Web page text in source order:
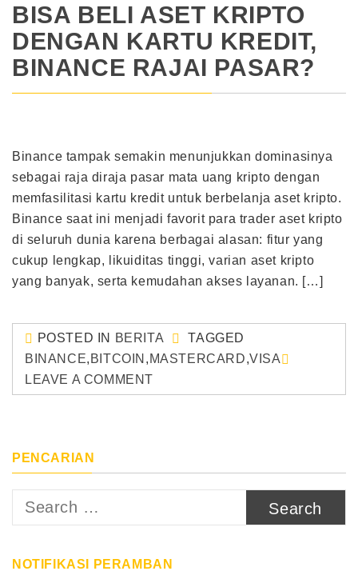
BISA BELI ASET KRIPTO
DENGAN KARTU KREDIT,
BINANCE RAJAI PASAR?
Binance tampak semakin menunjukkan dominasinya
sebagai raja diraja pasar mata uang kripto dengan
memfasilitasi kartu kredit untuk berbelanja aset kripto.
Binance saat ini menjadi favorit para trader aset kripto
di seluruh dunia karena berbagai alasan: fitur yang
cukup lengkap, likuiditas tinggi, varian aset kripto
yang banyak, serta kemudahan akses layanan. […]
POSTED IN BERITA
TAGGED
BINANCE, BITCOIN , MASTERCARD,VISA
LEAVE A COMMENT
PENCARIAN
Search
NOTIFIKASI PERAMBAN